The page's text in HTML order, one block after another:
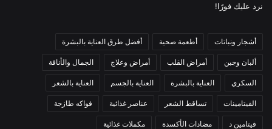
نرد عليك فورًا!
أشجار ونباتات أطعمة صحية أفضل طرق العناية بالبشرة
ألبان وجبن أمراض القلب أمراض وعلاج الجمال والأناقة
السكري العناية بالبشرة العناية بالجسم العناية بالشعر
الفيتامينات تساقط الشعر عناصر غذائية فواكه طازجة
فيتامين د مضادات الأكسدة مكملات غذائية